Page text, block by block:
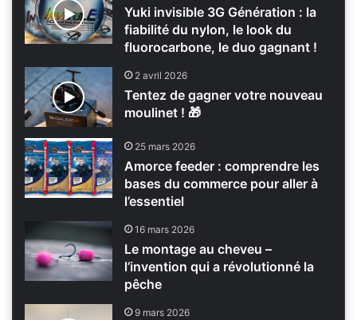
Yuki invisible 3G Génération : la
fiabilité du nylon, le look du
fluorocarbone, le duo gagnant !
2 avril 2026
Tentez de gagner votre nouveau
moulinet ! 🎁
25 mars 2026
Amorce feeder : comprendre les
bases du commerce pour aller à
l’essentiel
16 mars 2026
Le montage au cheveu –
l’invention qui a révolutionné la
pêche
9 mars 2026